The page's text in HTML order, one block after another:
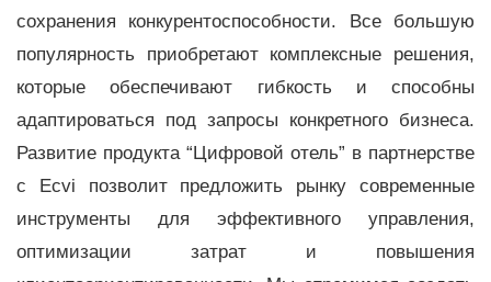
сохранения конкурентоспособности. Все большую
популярность приобретают комплексные решения,
которые обеспечивают гибкость и способны
адаптироваться под запросы конкретного бизнеса.
Развитие продукта “Цифровой отель” в партнерстве
с Ecvi позволит предложить рынку современные
инструменты для эффективного управления,
оптимизации затрат и повышения